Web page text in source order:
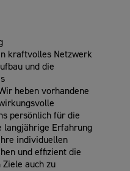
kraftvolles Netzwerk
und die
heben vorhandene
persönlich für die
langjährige Erfahrung
individuellen
und effizient die
auch zu